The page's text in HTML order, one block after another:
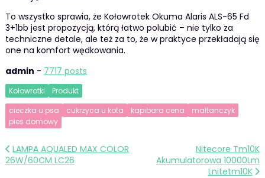
To wszystko sprawia, że Kołowrotek Okuma Alaris ALS-65 Fd
3+1bb jest propozycją, którą łatwo polubić – nie tylko za
techniczne detale, ale też za to, że w praktyce przekładają się
one na komfort wędkowania.
admin - 7717 posts
Kołowrotki
Produkt
cieczka u psa
cukrzyca u kota kapibara cena
maltanczyk
pies domowy
Nawigacja
wpisu
LAMPA AQUALED MAX COLOR
26W/60CM LC26
Nitecore Tm10K
Akumulatorowa 10000Lm
Lnitetm10K